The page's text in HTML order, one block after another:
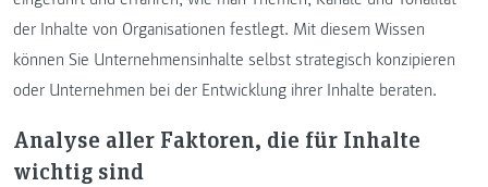
der Inhalte von Organisationen festlegt. Mit diesem Wissen
können Sie Unternehmensinhalte selbst strategisch konzipieren
oder Unternehmen bei der Entwicklung ihrer Inhalte beraten.
Analyse aller Faktoren, die für Inhalte
wichtig sind